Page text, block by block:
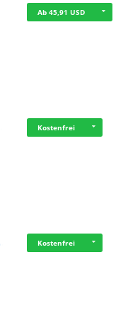
Ab 45,91 USD
Kostenfrei
Kostenfrei